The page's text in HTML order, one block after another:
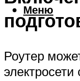
Меню
Роутер